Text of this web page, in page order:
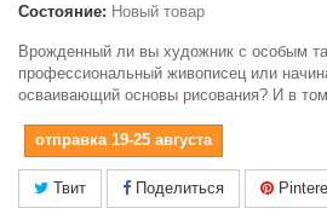
Состояние: Новый товар
Врожденный ли вы художник с особым
профессиональный живописец или
осваивающий основы рисования? И в
отправка 19-25 августа
Твит Поделиться